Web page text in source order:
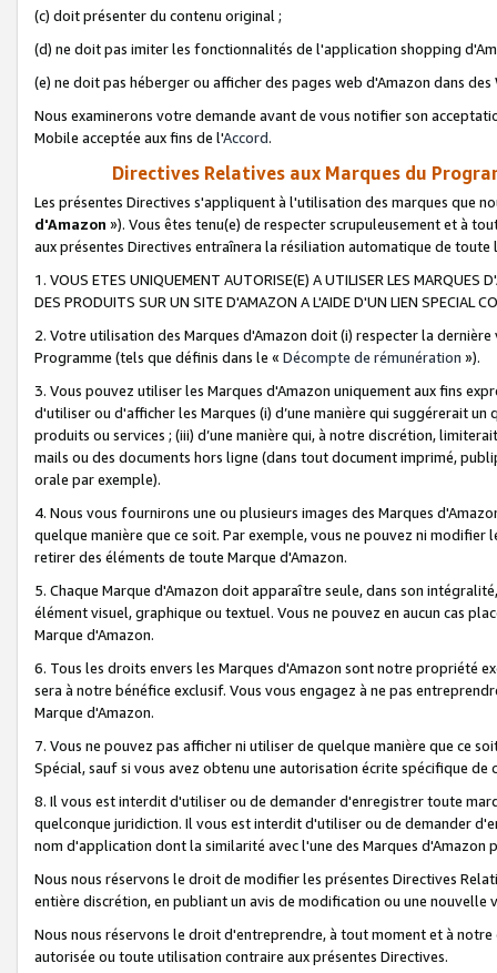
(c) doit présenter du contenu original ;
(d) ne doit pas imiter les fonctionnalités de l'application shopping
(e) ne doit pas héberger ou afficher des pages web d'Amazon dans
Nous examinerons votre demande avant de vous notifier son
Mobile acceptée aux fins de l'Accord.
Directives Relatives aux Marques du
Les présentes Directives s'appliquent à l'utilisation des marques que
d'Amazon »). Vous êtes tenu(e) de respecter scrupuleusement et à
aux présentes Directives entraînera la résiliation automatique de
1. VOUS ETES UNIQUEMENT AUTORISE(E) A UTILISER LES MARQUES
DES PRODUITS SUR UN SITE D'AMAZON A L'AIDE D'UN LIEN SPECIAL
2. Votre utilisation des Marques d'Amazon doit (i) respecter la
Programme (tels que définis dans le « Décompte de rémunération »).
3. Vous pouvez utiliser les Marques d'Amazon uniquement aux fins
d'utiliser ou d'afficher les Marques (i) d’une manière qui suggérerait
produits ou services ; (iii) d’une manière qui, à notre discrétion,
mails ou des documents hors ligne (dans tout document imprimé,
orale par exemple).
4. Nous vous fournirons une ou plusieurs images des Marques
quelque manière que ce soit. Par exemple, vous ne pouvez ni
retirer des éléments de toute Marque d'Amazon.
5. Chaque Marque d'Amazon doit apparaître seule, dans son
élément visuel, graphique ou textuel. Vous ne pouvez en aucun cas
Marque d'Amazon.
6. Tous les droits envers les Marques d'Amazon sont notre propriété
sera à notre bénéfice exclusif. Vous vous engagez à ne pas
Marque d'Amazon.
7. Vous ne pouvez pas afficher ni utiliser de quelque manière que ce
Spécial, sauf si vous avez obtenu une autorisation écrite spécifique de
8. Il vous est interdit d'utiliser ou de demander d'enregistrer toute
quelconque juridiction. Il vous est interdit d'utiliser ou de demander
nom d'application dont la similarité avec l'une des Marques
Nous nous réservons le droit de modifier les présentes Directives
entière discrétion, en publiant un avis de modification ou une nouvelle
Nous nous réservons le droit d'entreprendre, à tout moment et à
autorisée ou toute utilisation contraire aux présentes Directives.